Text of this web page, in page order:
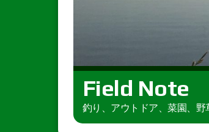
Field Note
釣り、アウトドア、菜園、野